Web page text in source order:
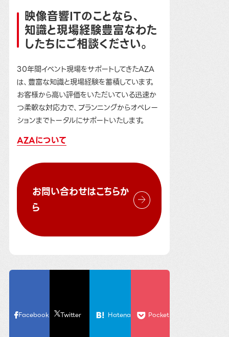
映像音響ITのことなら、
知識と現場経験豊富なわた
したちにご相談ください。
30年間イベント現場をサポートしてきたAZA
は、豊富な知識と現場経験を蓄積しています。
お客様から高い評価をいただいている迅速か
つ柔軟な対応力で、プランニングからオペレー
ションまでトータルにサポートいたします。
AZAについて
お問い合わせはこちらか
ら
Facebook Twitter Hatena Pocket